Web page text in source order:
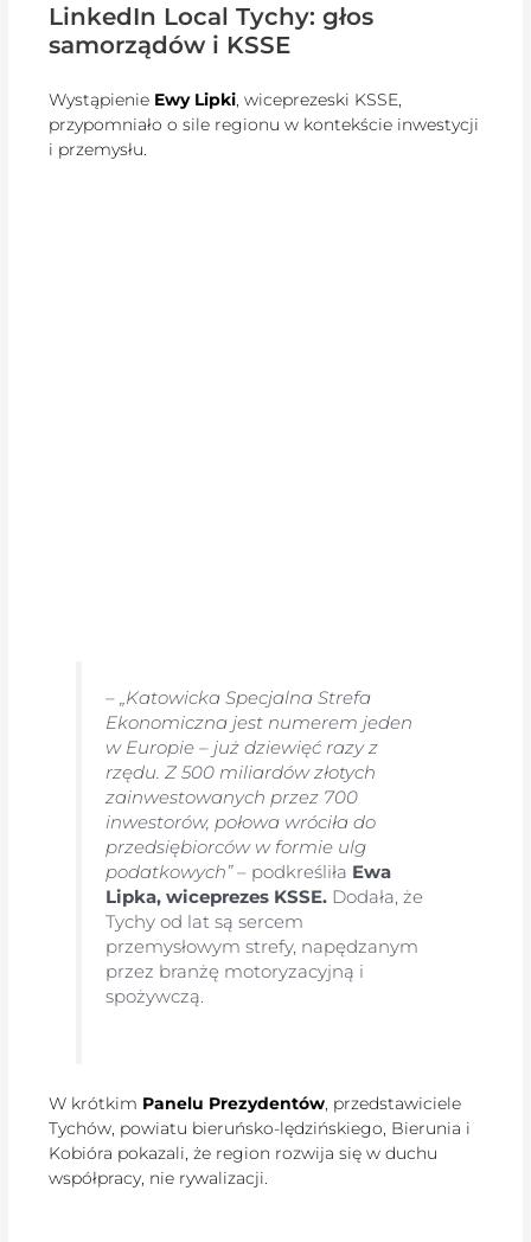
LinkedIn Local Tychy: głos
samorządów i KSSE
Wystąpienie Ewy Lipki, wiceprezeski KSSE,
przypomniało o sile regionu w kontekście inwestycji
i przemysłu.
–„Katowicka Specjalna Strefa
Ekonomiczna jest numerem jeden
w Europie – już dziewięć razy z
rzędu. Z 500 miliardów złotych
zainwestowanych przez 700
inwestorów, połowa wróciła do
przedsiębiorców w formie ulg
podatkowych”– podkreśliła Ewa
Lipka, wiceprezes KSSE. Dodała, że
Tychy od lat są sercem
przemysłowym strefy, napędzanym
przez branżę motoryzacyjną i
spożywczą.
W krótkim Panelu Prezydentów, przedstawiciele
Tychów, powiatu bieruńsko-lędzińskiego, Bierunia i
Kobióra pokazali, że region rozwija się w duchu
współpracy, nie rywalizacji.